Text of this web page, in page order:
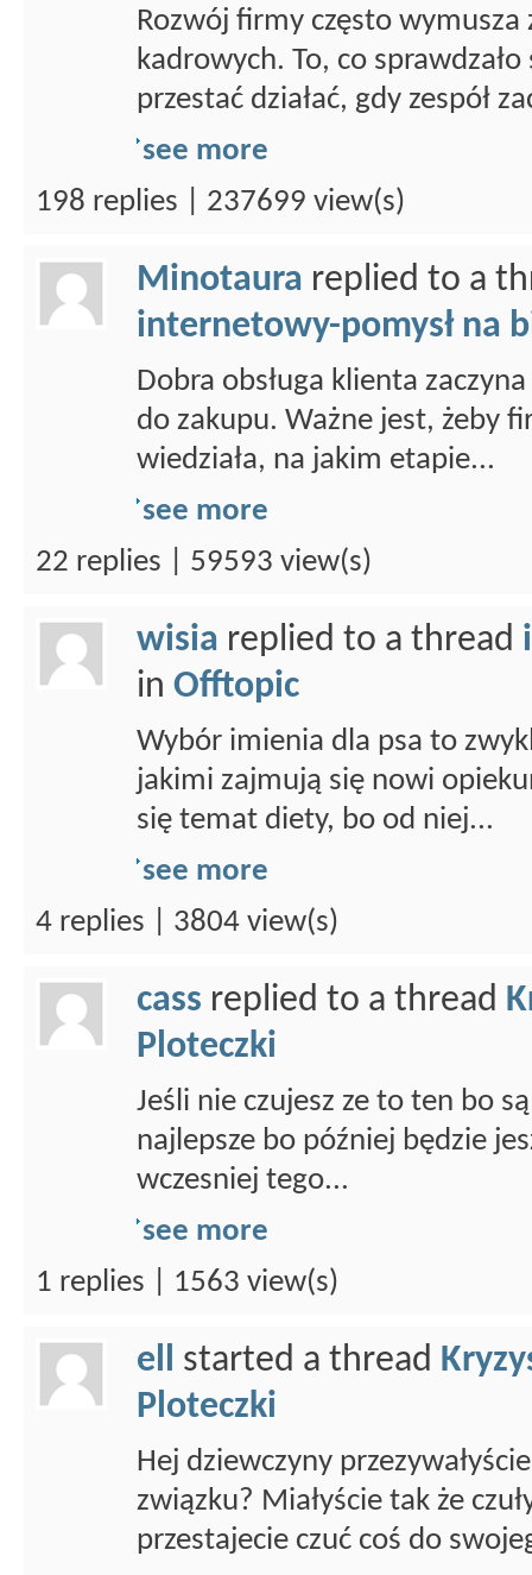
Rozwój firmy często
kadrowych. To, co
przestać działać, gdy zespół
see more
198 replies | 237699 view(s)
Minotaura replied to a
internetowy-pomysł na
Dobra obsługa klienta
do zakupu. Ważne jest, żeby
wiedziała, na jakim etapie...
see more
22 replies | 59593 view(s)
wisia replied to a thread
in Offtopic
Wybór imienia dla psa to
jakimi zajmują się nowi
się temat diety, bo od niej...
see more
4 replies | 3804 view(s)
cass replied to a thread
Ploteczki
Jeśli nie czujesz ze to ten bo
najlepsze bo później będzie
wczesniej tego...
see more
1 replies | 1563 view(s)
ell started a thread
Ploteczki
Hej dziewczyny
związku? Miałyście tak że
przestajecie czuć coś do